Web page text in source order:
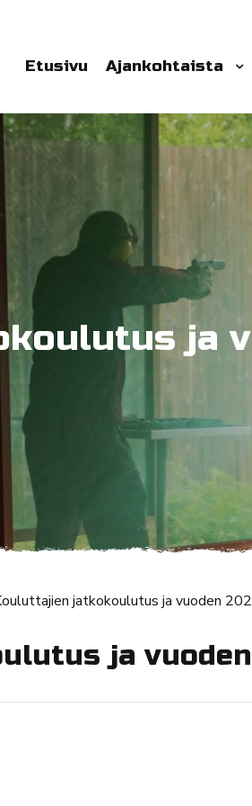
Etusivu Ajankohtaista
ja
jatkokoulutus ja vuoden
ja